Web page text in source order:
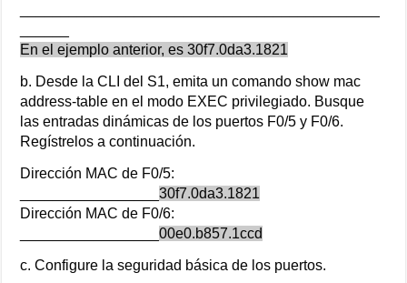
En el ejemplo anterior, es 30f7.0da3.1821
b. Desde la CLI del S1, emita un comando show mac
address-table en el modo EXEC privilegiado. Busque
las entradas dinámicas de los puertos F0/5 y F0/6.
Regístrelos a continuación.
Dirección MAC de F0/5:
_________________30f7.0da3.1821
Dirección MAC de F0/6:
_________________00e0.b857.1ccd
c. Configure la seguridad básica de los puertos.